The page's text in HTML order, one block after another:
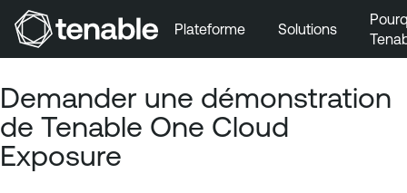
Aller au contenu principal
Aller au bas de la page
Plateforme Solutions
Demander une démonstration
de Tenable One Cloud
Exposure